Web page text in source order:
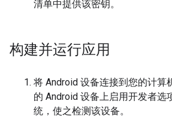
清单中提供该密钥。
构建并运行应用
将 Android 设备连接到您的计算
的 Android 设备上启用开发者选
统，使之检测该设备。